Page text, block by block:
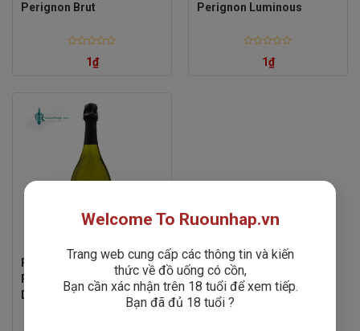
Perignon Brut
Rated
1₫
Perignon Luminous
Rated
1₫
Rượu Champagne Dom
Perignon Luminous –
Dom Đèn Phát Sáng
Welcome To Ruounhap.vn
Trang web cung cấp các thông tin và kiến
thức về đồ uống có cồn,
Bạn cần xác nhận trên 18 tuổi để xem tiếp.
Bạn đã đủ 18 tuổi ?